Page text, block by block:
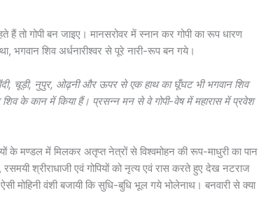
हैं तो गोपी बन जाइए। मानसरोवर में स्नान कर गोपी का रूप धारण
भगवान शिव अर्धनारीश्वर से पूरे नारी-रूप बन गये।
चूड़ी, नुपुर, ओढ़नी और ऊपर से एक हाथ का घूँघट भी भगवान शिव
के कान में किया हैं। प्रसन्न मन से वे गोपी-वेष में महारास में प्रवेश
के मण्डल में मिलकर अतृप्त नेत्रों से विश्वमोहन की रूप-माधुरी का पान
श्रीराधाजी एवं गोपियों को नृत्य एवं रास करते हुए देख नटराज
मोहिनी वंशी बजायी कि सुधि-बुधि भूल गये भोलेनाथ। बनवारी से क्या